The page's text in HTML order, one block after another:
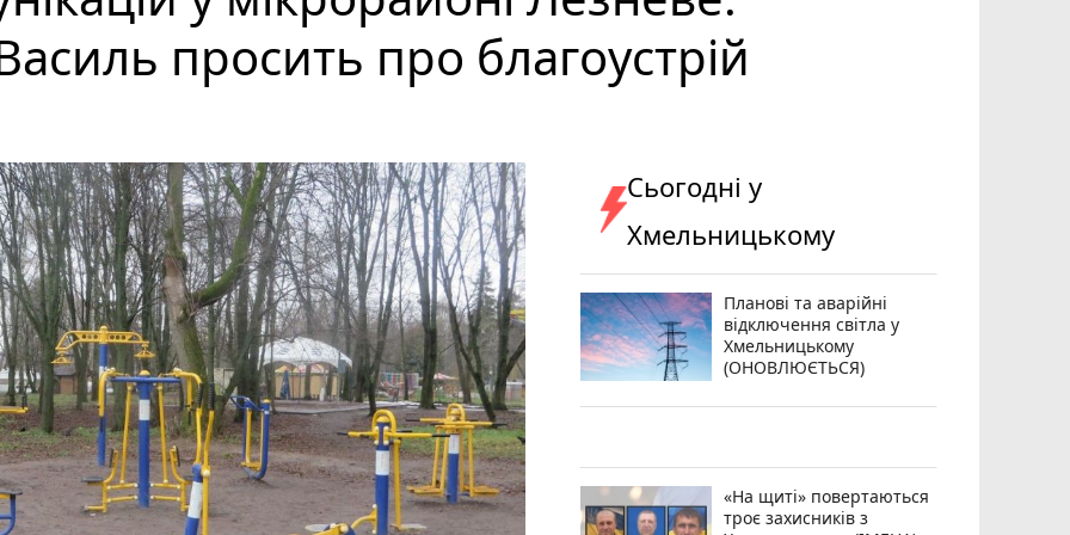
просить про благоустрій
Сьогодні у
Хмельницькому
Планові та аварійні
відключення світла у
Хмельницькому
(ОНОВЛЮЄТЬСЯ)
«На щиті» повертаються
троє захисників з